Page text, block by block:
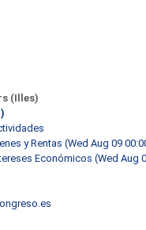
(Illes)
y Rentas (Wed Aug 09
Económicos (Wed Aug